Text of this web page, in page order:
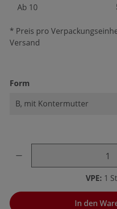
Ab 10
* Preis pro
Versand
Form
VPE: 1
In den